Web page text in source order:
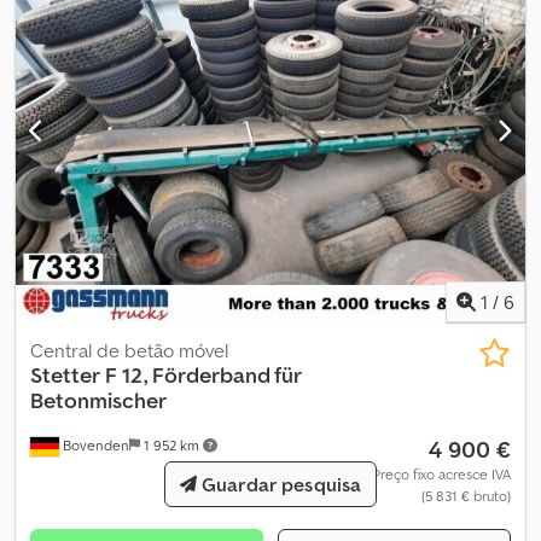
de freios), proteção inferior, proteção lateral em alumínio. Entre-
eixos: 1300 mm Superestrutura: Betoneira LIEBHERR aprox. 10m³
Pode ser convertido, mediante custo adicional, com motor
separado (Deutz ou outra marca)! Dcodpfsi Rlagox Ablek
Hidráulica compatível para tomada de força no veículo trator
disponível por um valor adicional de €3.900,00 líquido! 6 unidades
ano 2009 com 10m³, 2 unidades ano 2011 com 12m³, 3 unidades
ano 2012 com 12m³! As especificações dos acessórios não têm
garantia, sujeito a alterações, venda prévia e erros reservados!
1 / 6
Bovenden 1 952 km
Central de betão móvel
Stetter F 12, Förderband für
Betonmischer
4 900 €
Preço fixo acresce IVA
(5 831 € bruto)
Guardar pesquisa